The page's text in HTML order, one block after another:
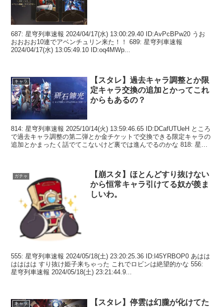
687: 星穹列車速報 2024/04/17(水) 13:00:29.40 ID:AvPcBPw20 うお
おおおお10連でアベンチュリン来た！！ 689: 星穹列車速報
2024/04/17(水) 13:05:49.10 ID:oq4MWp...
キャラ
【スタレ】過去キャラ調整とか限
定キャラ交換の追加とかってこれ
からもあるの？
814: 星穹列車速報 2025/10/14(火) 13:59:46.65 ID:DCafUTUeH ところ
で過去キャラ調整の第二弾とか金チケットで交換できる限定キャラの
追加とかまったく話でてこないけど裏では進んでるのかな 818: 星穹
ガチャ
【崩スタ】ほとんどすり抜けない
から恒常キャラ引けてる奴が羨ま
しいわ。
555: 星穹列車速報 2024/05/18(土) 23:20:25.36 ID:l45YRBOP0 あはは
はははは すり抜け姫子来ちゃった これでロビンは絶望的かな 556:
星穹列車速報 2024/05/18(土) 23:21:44.9...
キャラ
【スタレ】停雲は幻朧が化けてた